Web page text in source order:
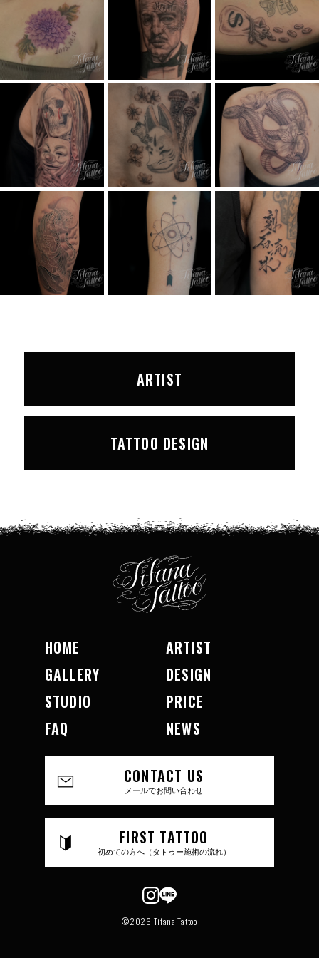
ARTIST
TATTOO DESIGN
HOME
ARTIST
GALLERY
DESIGN
STUDIO
PRICE
FAQ
NEWS
CONTACT US
メールでお問い合わせ
FIRST TATTOO
初めての方へ（タトゥー施術の流れ）
©2026 Tifana Tattoo